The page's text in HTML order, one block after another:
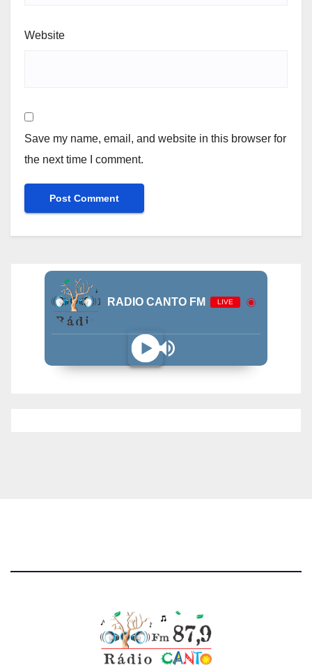
Website
Save my name, email, and website in this browser for
the next time I comment.
RADIO CANTO FM LIVE